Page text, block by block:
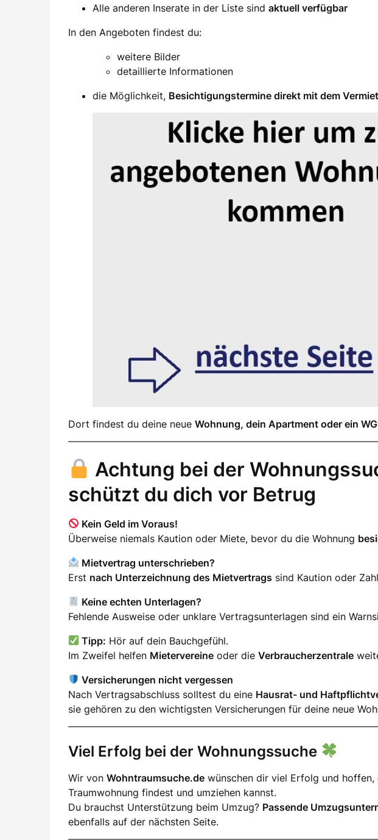
Alle anderen Inserate in der Liste sind aktuell verfügbar
In den Angeboten findest du:
weitere Bilder
detaillierte Informationen
die Möglichkeit, Besichtigungstermine direkt mit dem
Dort findest du deine neue Wohnung, dein Apartment oder ein
Achtung bei der
schützt du dich vor Betrug
Kein Geld im Voraus!
Überweise niemals Kaution oder Miete, bevor du die Wohnung
Mietvertrag unterschrieben?
Erst nach Unterzeichnung des Mietvertrags sind Kaution oder
Keine echten Unterlagen?
Fehlende Ausweise oder unklare Vertragsunterlagen sind ein
Tipp: Hör auf dein Bauchgefühl.
Im Zweifel helfen Mietervereine oder die Verbraucherzentrale
Versicherungen nicht vergessen
Nach Vertragsabschluss solltest du eine Hausrat- und
sie gehören zu den wichtigsten Versicherungen für deine neue
Viel Erfolg bei der Wohnungssuche
Wir von Wohntraumsuche.de wünschen dir viel Erfolg und hoffen,
Traumwohnung findest und umziehen kannst.
Du brauchst Unterstützung beim Umzug? Passende
ebenfalls auf der nächsten Seite.